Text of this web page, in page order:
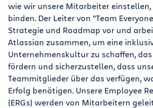
wie wir unsere Mitarbeiter
binden. Der Leiter von "Team
Strategie und Roadmap vor und
Atlassian zusammen, um eine
Unternehmenskultur zu schaffen,
fördern und sicherzustellen, dass
Teammitglieder über das verfügen,
Erfolg benötigen. Unsere Employee
(ERGs) werden von Mitarbeitern